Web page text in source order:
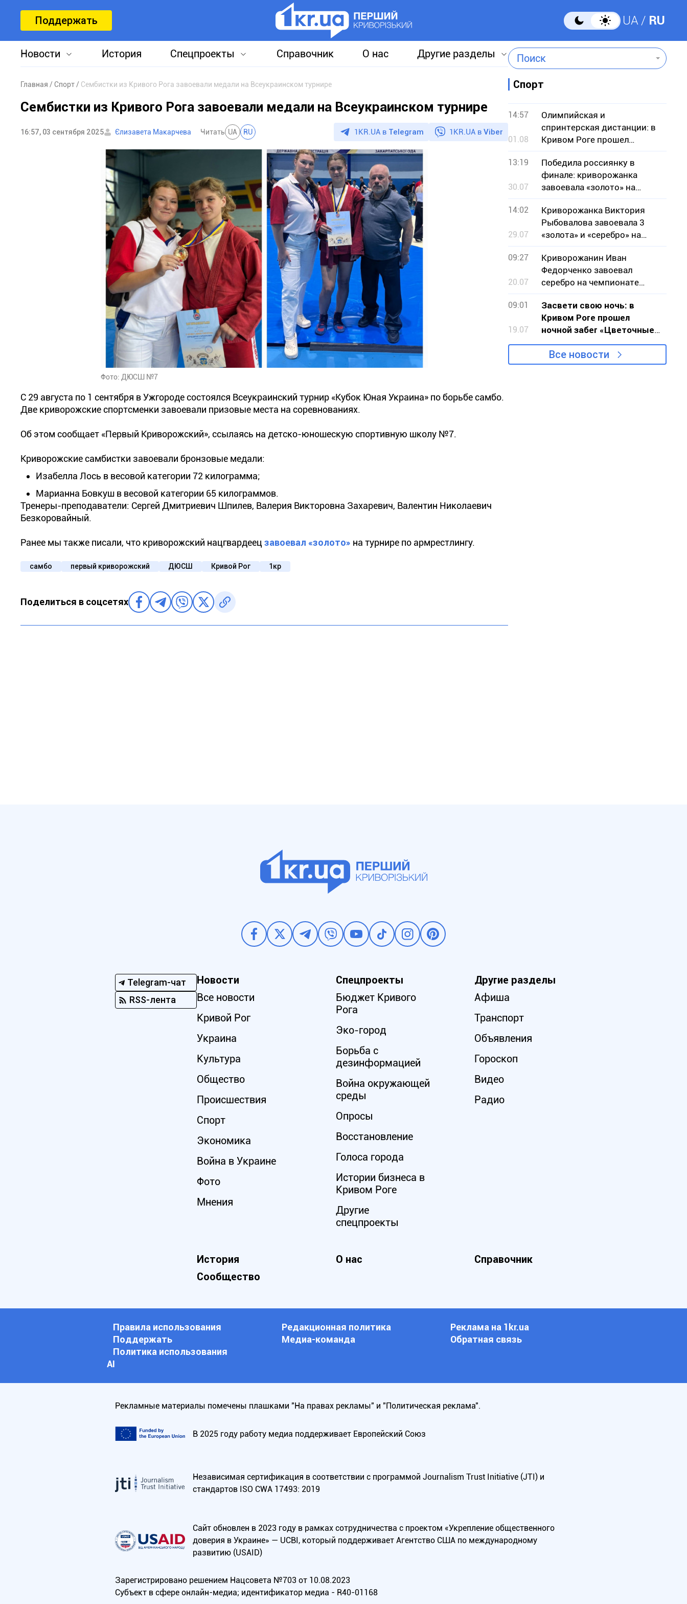
Поддержать UA RU
Новости История Спецпроекты Справочник О нас Другие разделы Поиск
Главная Спорт Сембистки из Кривого Рога завоевали медали на Всеукраинском турнире
Сембистки из Кривого Рога завоевали медали на Всеукраинском турнире
16:57, 03 сентября 2025 Єлизавета Макарчева Читать UA RU 1KR.UA в Telegram 1KR.UA в Viber
Фото: ДЮСШ №7
С 29 августа по 1 сентября в Ужгороде состоялся Всеукраинский турнир «Кубок Юная Украина» по борьбе самбо.
Две криворожские спортсменки завоевали призовые места на соревнованиях.
Об этом сообщает «Первый Криворожский», ссылаясь на детско-юношескую спортивную школу №7.
Криворожские самбистки завоевали бронзовые медали:
Изабелла Лось в весовой категории 72 килограмма;
Марианна Бовкуш в весовой категории 65 килограммов.
Тренеры-преподаватели: Сергей Дмитриевич Шпилев, Валерия Викторовна Захаревич, Валентин Николаевич
Безкоровайный.
Ранее мы также писали, что криворожский нацгвардеец завоевал «золото» на турнире по армрестлингу.
самбо первый криворожский ДЮСШ Кривой Рог 1кр
Поделиться в соцсетях
Спорт
14:57
01.08
Олимпийская и
спринтерская дистанции: в
Кривом Роге прошел
чемпионат по кроссовому
триатлону
13:19
30.07
Победила россиянку в
финале: криворожанка
завоевала «золото» на
чемпионате Европы по
борьбе
14:02
29.07
Криворожанка Виктория
Рыбовалова завоевала 3
«золота» и «серебро» на
чемпионате мира по
стрельбе
09:27
20.07
Криворожанин Иван
Федорченко завоевал
серебро на чемпионате
мира по бодибилдингу
09:01
19.07
Засвети свою ночь: в
Кривом Роге прошел
ночной забег «Цветочные
часы»
Все новости
Telegram-чат
RSS-лента
Новости
Все новости
Кривой Рог
Украина
Культура
Общество
Происшествия
Спорт
Экономика
Война в Украине
Фото
Мнения
Спецпроекты
Бюджет Кривого
Рога
Эко-город
Борьба с
дезинформацией
Война окружающей
среды
Опросы
Восстановление
Голоса города
Истории бизнеса в
Кривом Роге
Другие
спецпроекты
Другие разделы
Афиша
Транспорт
Объявления
Гороскоп
Видео
Радио
История О нас
Справочник
Сообщество
Правила использования Редакционная политика
Реклама на 1kr.ua
Поддержать
Медиа-команда
Обратная связь
Политика использования
АI
Рекламные материалы помечены плашками "На правах рекламы" и "Политическая реклама".
В 2025 году работу медиа поддерживает Европейский Союз
Независимая сертификация в соответствии с программой Journalism Trust Initiative (JTI) и
стандартов ISO CWA 17493: 2019
Сайт обновлен в 2023 году в рамках сотрудничества с проектом «Укрепление общественного
доверия в Украине» — UCBI, который поддерживает Агентство США по международному
развитию (USAID)
Зарегистрировано решением Нацсовета №703 от 10.08.2023
Субъект в сфере онлайн-медиа; идентификатор медиа - R40-01168